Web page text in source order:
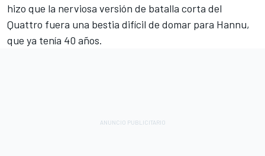
hizo que la nerviosa versión de batalla corta del
Quattro fuera una bestia difícil de domar para Hannu,
que ya tenía 40 años.